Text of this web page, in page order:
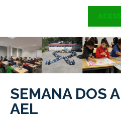
SEMANA DOS
AEL